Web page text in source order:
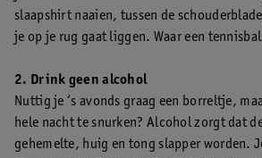
slaapshirt naaien, tussen de
je op je rug gaat liggen. Waar een
2. Drink geen alcohol
Nuttig je ‘s avonds graag een borreltje,
hele nacht te snurken? Alcohol zorgt dat
gehemelte, huig en tong slapper worden.